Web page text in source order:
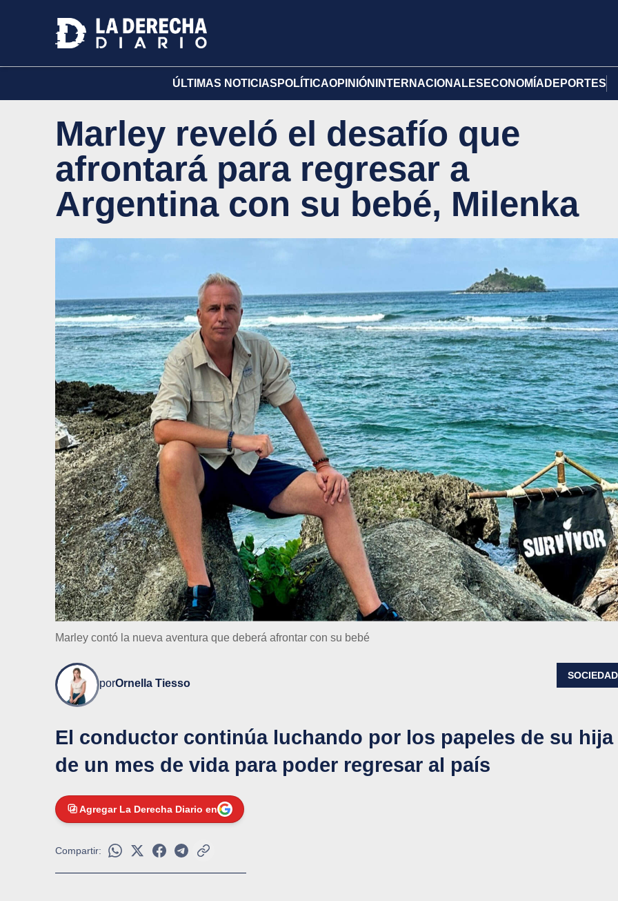
ÚLTIMAS NOTICIAS POLÍTICAOPINIÓN INTERNACIONALES ECONOMÍA DEPORTES
Marley reveló el desafío que
afrontará para regresar a
Argentina con su bebé, Milenka
Marley contó la nueva aventura que deberá afrontar con su bebé
porOrnella Tiesso
SOCIEDAD
El conductor continúa luchando por los papeles de su hija
de un mes de vida para poder regresar al país
Agregar La Derecha Diario en
Compartir: